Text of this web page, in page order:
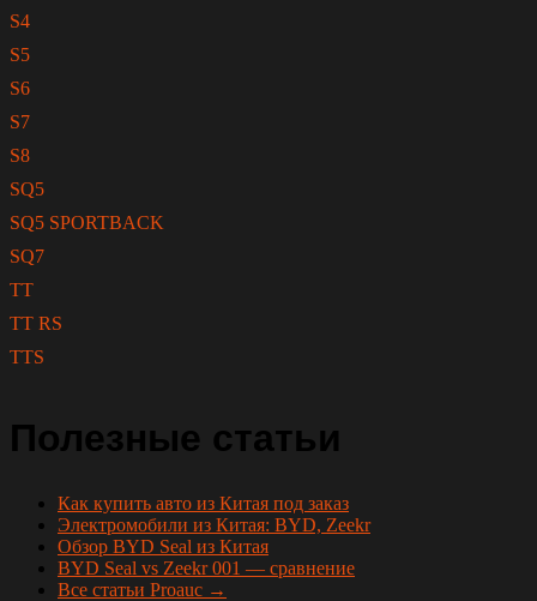
S4
S5
S6
S7
S8
SQ5
SQ5 SPORTBACK
SQ7
TT
TT RS
TTS
Полезные статьи
Как купить авто из Китая под заказ
Электромобили из Китая: BYD, Zeekr
Обзор BYD Seal из Китая
BYD Seal vs Zeekr 001 — сравнение
Все статьи Proauc →